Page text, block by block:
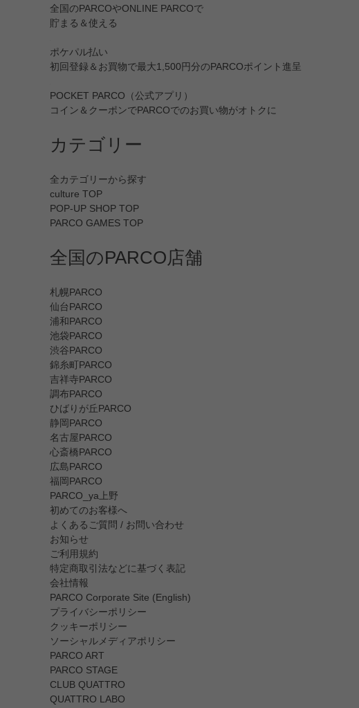
全国のPARCOやONLINE PARCOで
貯まる＆使える
ポケパル払い
初回登録＆お買物で最大1,500円分のPARCOポイント進呈
POCKET PARCO（公式アプリ）
コイン＆クーポンでPARCOでのお買い物がオトクに
カテゴリー
全カテゴリーから探す
culture TOP
POP-UP SHOP TOP
PARCO GAMES TOP
全国のPARCO店舗
札幌PARCO
仙台PARCO
浦和PARCO
池袋PARCO
渋谷PARCO
錦糸町PARCO
吉祥寺PARCO
調布PARCO
ひばりが丘PARCO
静岡PARCO
名古屋PARCO
心斎橋PARCO
広島PARCO
福岡PARCO
PARCO_ya上野
初めてのお客様へ
よくあるご質問 / お問い合わせ
お知らせ
ご利用規約
特定商取引法などに基づく表記
会社情報
PARCO Corporate Site (English)
プライバシーポリシー
クッキーポリシー
ソーシャルメディアポリシー
PARCO ART
PARCO STAGE
CLUB QUATTRO
QUATTRO LABO